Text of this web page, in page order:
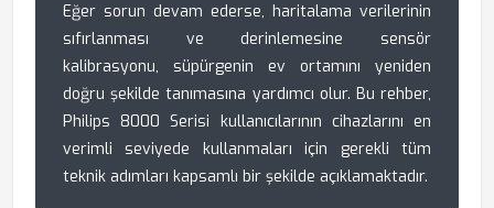
Eğer sorun devam ederse, haritalama verilerinin
sıfırlanması ve derinlemesine sensör
kalibrasyonu, süpürgenin ev ortamını yeniden
doğru şekilde tanımasına yardımcı olur. Bu rehber,
Philips 8000 Serisi kullanıcılarının cihazlarını en
verimli seviyede kullanmaları için gerekli tüm
teknik adımları kapsamlı bir şekilde açıklamaktadır.